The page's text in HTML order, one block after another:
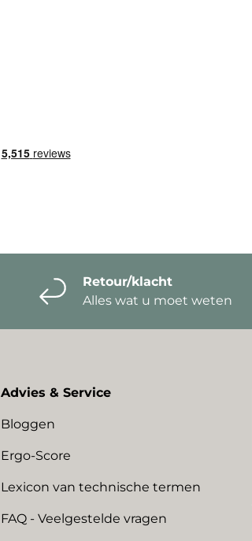
Retour/klacht
Alles wat u moet weten
Advies & Service
Bloggen
Ergo-Score
Lexicon van technische termen
FAQ - Veelgestelde vragen